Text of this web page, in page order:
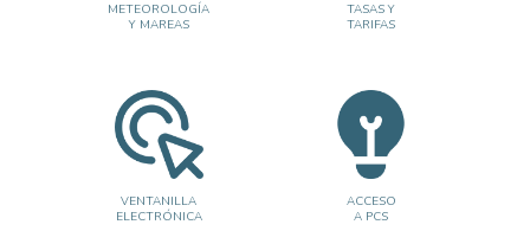
METEOROLOGÍA
Y MAREAS
TASAS Y
TARIFAS
VENTANILLA
ELECTRÓNICA
ACCESO
A PCS